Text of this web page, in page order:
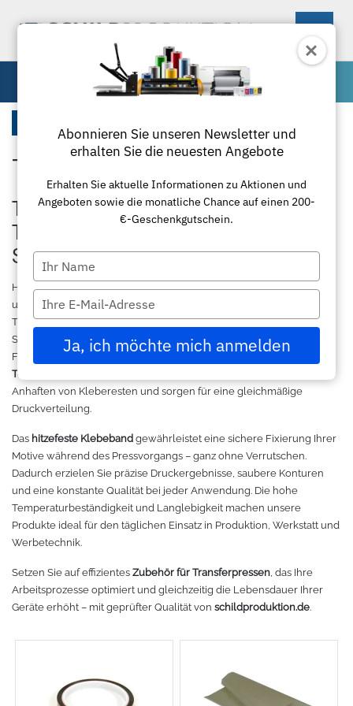
Maschinen
Schneideplotter
Laminierung
Schneidemaschinen
Laserbearbeitung
Großformatdrucker
Direct-to-Film Drucker
Solventdrucker
Sublimationsdrucker
3D-Drucker
Materialien
Übersicht
Applikationsfolie
Oracal 631
Oracal 651
Oracal 751
Oracal 951
Oracal 961
Oracal 970RA
Oracal 975
Oracal 451
Zubehör
Plottermesser
Roland
Graphtec
Ioline
ANA-GRAPH
Foison
P-Cut
Mutoh
Summagraphic
Redsail
Textil
Poloshirts
Sweatshirt
Hemden
T-Shirts
Jacken
Caps
Tüten
Ausrüstung und Kleidung
Paketlösungen
Makerspace - FabLab
Leasing
Gut loslegen mit dem Startpacket
Angebote
Anmelden
Teflonfolie und Klebeband
Teflonfolie & Klebeband für
Transferpressen – Präzision und
Schutz im Textildruck
HochwertigeTeflonfolieundhitzebeständiges Klebebandsind
unverzichtbare Komponenten für professionelle Ergebnisse im
Textildruck und bei Transferpressen. Beischildproduktion.definden
Sie optimal abgestimmte Lösungen für Sublimation, Flex- und
Flockdruck sowie andere Transferverfahren. Unsere
Teflonfolien
Anhaften von Kleberesten und sorgen für eine gleichmäßige
Druckverteilung.
Das hitzefeste Klebeband gewährleistet eine sichere Fixierung Ihrer
Motive während des Pressvorgangs – ganz ohne Verrutschen.
Dadurch erzielen Sie präzise Druckergebnisse, saubere Konturen
und eine konstante Qualität bei jeder Anwendung. Die hohe
Temperaturbeständigkeit und Langlebigkeit machen unsere
Produkte ideal für den täglichen Einsatz in Produktion, Werkstatt und
Werbetechnik.
Setzen Sie auf effizientes Zubehör für Transferpressen, das Ihre
Arbeitsprozesse optimiert und gleichzeitig die Lebensdauer Ihrer
Geräte erhöht – mit geprüfter Qualität von schildproduktion.de.
Abonnieren Sie unseren Newsletter und
erhalten Sie die neuesten Angebote
Erhalten Sie aktuelle Informationen zu Aktionen und
Angeboten sowie die monatliche Chance auf einen 200-
€-Geschenkgutschein.
Type
your
name
Type
your
email
Ja, ich möchte mich anmelden